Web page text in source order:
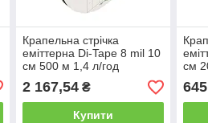
Крапельна стрічка
еміттерна Di-Tape 8 mil 10
см 500 м 1,4 л/год
2 167,54₴
Купити
см